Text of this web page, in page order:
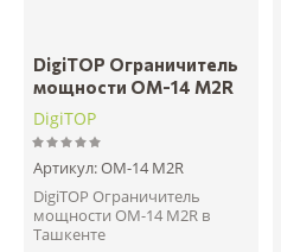
DigiTOP Ограничитель
мощности ОМ-14 M2R
DigiTOP
Артикул:ОМ-14 M2R
DigiTOP Ограничитель
мощности ОМ-14 M2R в
Ташкенте